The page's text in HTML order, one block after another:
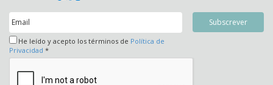
He leído y acepto los términos de Política de
Privacidad *